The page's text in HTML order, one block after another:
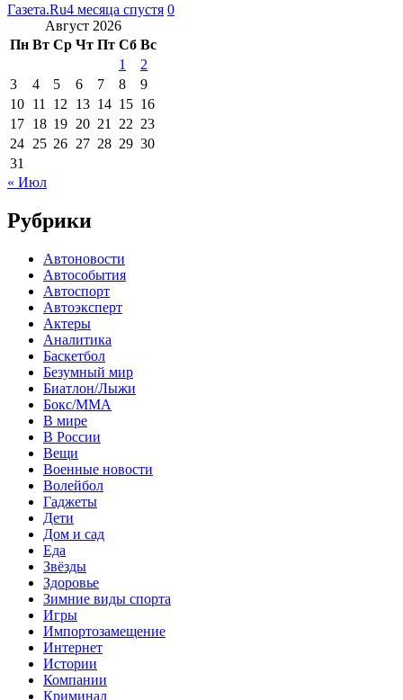
Газета.Ru4 месяца спустя 0
Август 2026
Пн Вт Ср Чт Пт Сб Вс
1
2
3
4 5 6 7 8
9
10 11 12 13 14 15 16
17 18 19 20 21 22 23
24 25 26 27 28 29 30
31
« Июл
Рубрики
Автоновости
Автособытия
Автоспорт
Автоэксперт
Актеры
Аналитика
Баскетбол
Безумный мир
Биатлон/Лыжи
Бокс/MMA
В мире
В России
Вещи
Военные новости
Волейбол
Гаджеты
Дети
Дом и сад
Еда
Звёзды
Здоровье
Зимние виды спорта
Игры
Импортозамещение
Интернет
Истории
Компании
Криминал